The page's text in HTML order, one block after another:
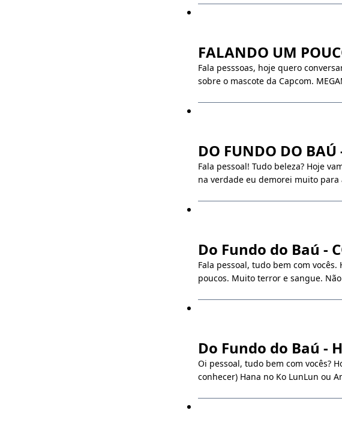
FALANDO UM
Fala pesssoas, hoje quero
sobre o mascote da Capcom.
DO FUNDO DO
Fala pessoal! Tudo beleza? Hoje
na verdade eu demorei muito para
Do Fundo do Baú -
Fala pessoal, tudo bem com
poucos. Muito terror e sangue.
Do Fundo do Baú -
Oi pessoal, tudo bem com vocês?
conhecer) Hana no Ko LunLun ou